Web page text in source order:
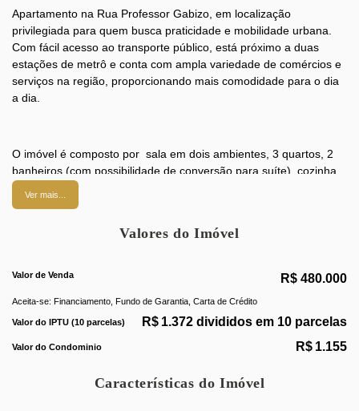
Apartamento na Rua Professor Gabizo, em localização
privilegiada para quem busca praticidade e mobilidade urbana.
Com fácil acesso ao transporte público, está próximo a duas
estações de metrô e conta com ampla variedade de comércios e
serviços na região, proporcionando mais comodidade para o dia
a dia.
O imóvel é composto por sala em dois ambientes, 3 quartos, 2
banheiros (com possibilidade de conversão para suíte), cozinha
espaçosa, dependência completa e 1 vaga de garagem na
escritura.
portaria 24 horas, garantindo conforto, segurança e qualidade de
Ver mais...
Valores do Imóvel
R$ 480.000
Valor de Venda
Aceita-se: Financiamento, Fundo de Garantia, Carta de Crédito
Valor do IPTU (10 parcelas) R$ 1.372 divididos em 10 parcelas
Valor do Condominio R$ 1.155
Características do Imóvel